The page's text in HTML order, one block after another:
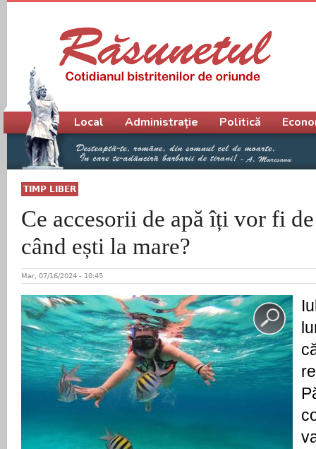
TIMP LIBER
Ce accesorii de apă îți vor fi
când ești la mare?
Mar, 07/16/2024 - 10:45
Meniu principal
Local Administrație Politică